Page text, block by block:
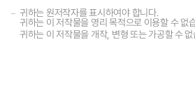
귀하는 원저작자를 표시하여야 합니다.
귀하는 이 저작물을 영리 목적으로 이용할 수 없
귀하는 이 저작물을 개작, 변형 또는 가공할 수